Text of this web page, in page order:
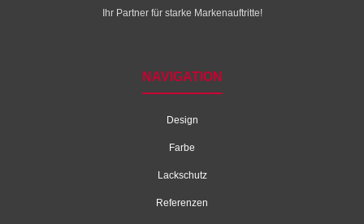
Ihr Partner für starke Markenauftritte!
NAVIGATION
Design
Farbe
Lackschutz
Referenzen